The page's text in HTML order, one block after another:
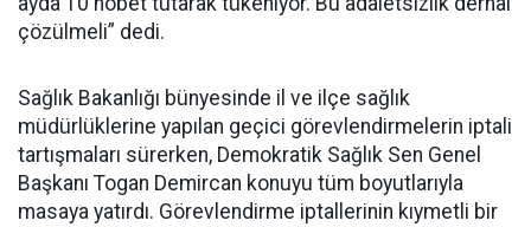
çözülmeli” dedi.
Sağlık Bakanlığı bünyesinde il ve ilçe sağlık
müdürlüklerine yapılan geçici görevlendirmelerin iptali
tartışmaları sürerken, Demokratik Sağlık Sen Genel
Başkanı Togan Demircan konuyu tüm boyutlarıyla
masaya yatırdı. Görevlendirme iptallerinin kıymetli bir